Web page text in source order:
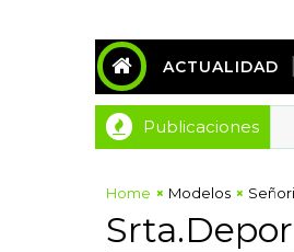
ACTUALIDAD
Publicaciones
Home Modelos